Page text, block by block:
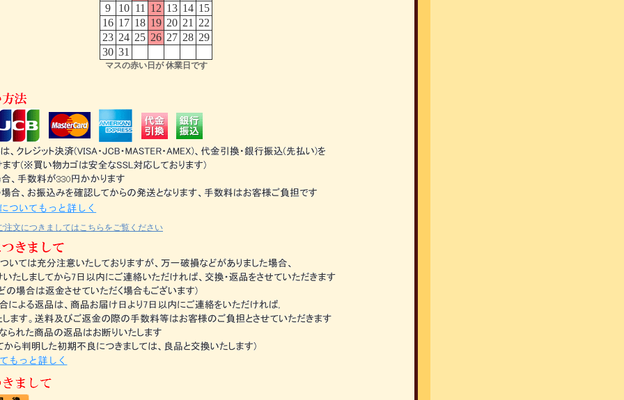
9
10 11 12 13 14 15
16 17 18 19 20 21
22
23 24 25 26 27 28 29
30 31
マスの赤い日が 休業日です
注文につきましてはこちらをご覧ください